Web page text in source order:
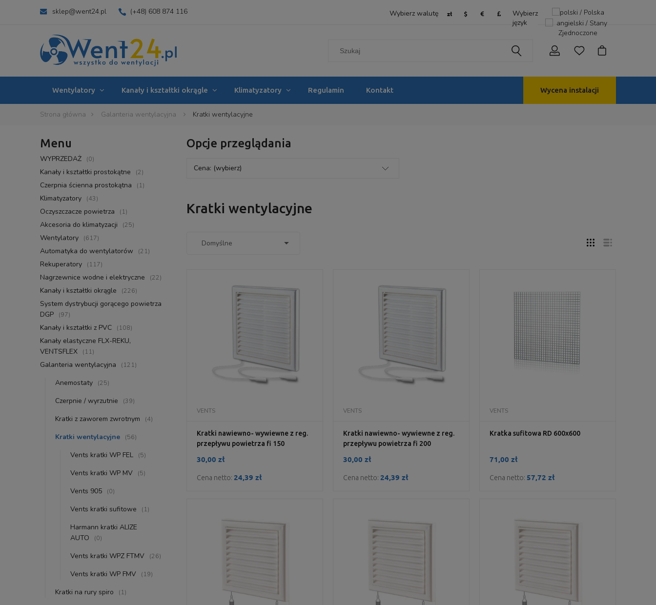
sklep@went24.pl (+48) 608 874 116 Wybierz walutę
Wybierz
język
Wentylatory Kanały i kształtki okrągle Klimatyzatory Regulamin Kontakt Wycena instalacji
Strona główna Galanteria wentylacyjna Kratki wentylacyjne
Menu
WYPRZEDAŻ (0)
Kanały i kształtki prostokątne (2)
Czerpnia ścienna prostokątna (1)
Klimatyzatory (43)
Oczyszczacze powietrza (1)
Akcesoria do klimatyzacji (25)
Wentylatory (617)
Automatyka do wentylatorów (21)
Rekuperatory (117)
Nagrzewnice wodne i elektryczne (22)
Kanały i kształtki okrągle (226)
System dystrybucji gorącego powietrza
DGP
(97)
Kanały i kształtki z PVC (108)
Kanały elastyczne FLX-REKU,
VENTSFLEX
(11)
Galanteria wentylacyjna (121)
Anemostaty (25)
Czerpnie / wyrzutnie (39)
Kratki z zaworem zwrotnym (4)
Kratki wentylacyjne (56)
Vents kratki WP FEL (5)
Vents kratki WP MV (5)
Vents 905 (0)
Vents kratki sufitowe (1)
Harmann kratki ALIZE
AUTO
(0)
Vents kratki WPZ FTMV (26)
Vents kratki WP FMV (19)
Kratki na rury spiro (1)
Opcje przeglądania
Cena: (wybierz)
Kratki wentylacyjne
Kratki nawiewno- wywiewne z reg.
przepływu powietrza fi 150
VENTS
30,00 zł
Cena netto: 24,39 zł
Kratki nawiewno- wywiewne z reg.
przepływu powietrza fi 200
VENTS
30,00 zł
Cena netto: 24,39 zł
Kratka sufitowa RD 600x600
VENTS
71,00 zł
Cena netto: 57,72 zł